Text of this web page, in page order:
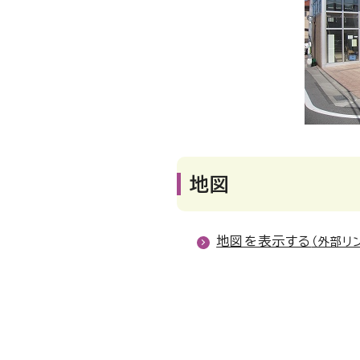
地図
地図を表示する （外部リ